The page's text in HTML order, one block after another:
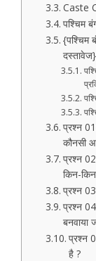
Caste
पश्चिम
{पश्चिम
दस्तावेज}
प्रश्न
कौनसी
प्रश्न
किन-
प्रश्न
प्रश्न
बनवाया
प्रश्न
है ?